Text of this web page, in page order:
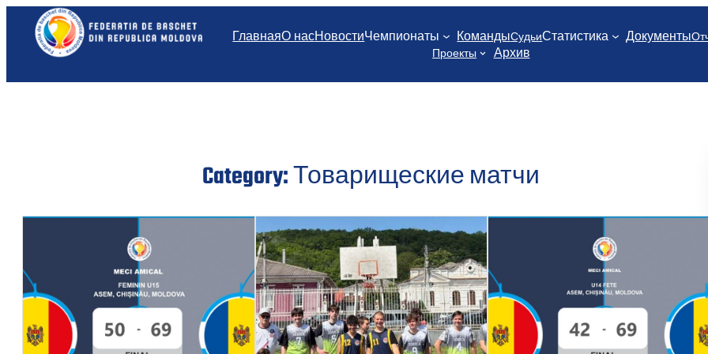
Перейти
содержимому
ГлавнаяО насНовостиЧемпионаты КомандыСудьиСтатистика Документы
Проекты
Архив
Category:Товарищеские матчи